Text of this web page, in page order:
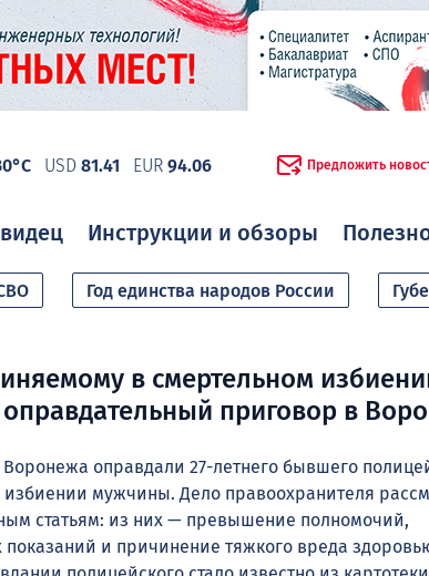
USD 81.41 EUR 94.06 Предложить
Инструкции и обзоры
Год единства народов России
в смертельном
приговор в
оправдали 27-летнего бывшего
мужчины. Дело правоохранителя
статьям: из них — превышение полномочий,
и причинение тяжкого вреда